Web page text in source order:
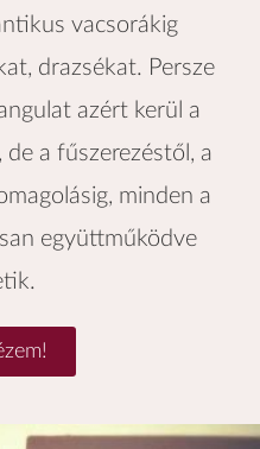
vacsorákig
drazsékat. Persze
azért kerül a
a fűszerezéstől, a
minden a
együttműködve